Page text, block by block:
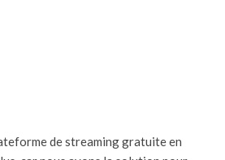
de streaming gratuite en